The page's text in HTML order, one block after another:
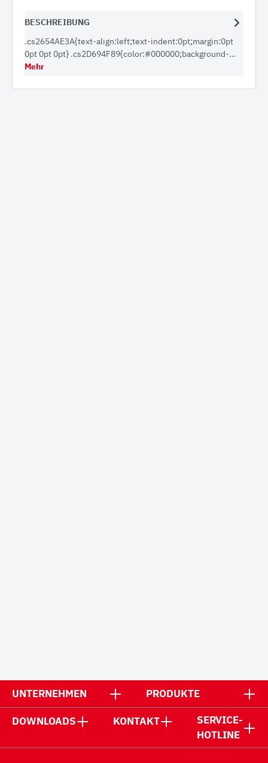
BESCHREIBUNG
.cs2654AE3A{text-align:left;text-indent:0pt;margin:0pt
0pt 0pt 0pt} .cs2D694F89{color:#000000;background-…
Mehr
UNTERNEHMEN PRODUKTE
DOWNLOADS KONTAKT
SERVICE-
HOTLINE